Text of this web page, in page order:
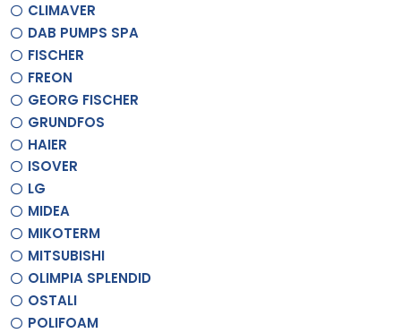
CLIMAVER
DAB PUMPS SPA
FISCHER
FREON
GEORG FISCHER
GRUNDFOS
HAIER
ISOVER
LG
MIDEA
MIKOTERM
MITSUBISHI
OLIMPIA SPLENDID
OSTALI
POLIFOAM